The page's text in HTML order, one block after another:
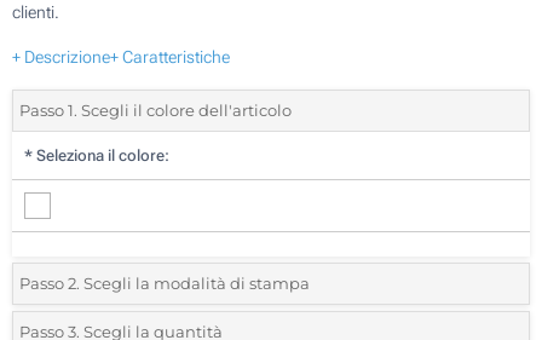
clienti.
+ Descrizione+ Caratteristiche
Passo 1. Scegli il colore dell'articolo
* Seleziona il colore:
Passo 2. Scegli la modalità di stampa
*Seleziona la posizione di stampa e il colore del vostro logo:
Passo 3. Scegli la quantità